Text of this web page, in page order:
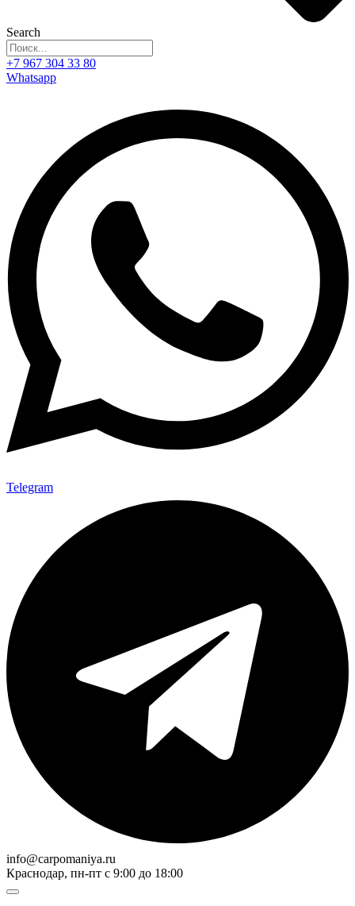
Search
+7 967 304 33 80
Whatsapp
Telegram
info@carpomaniya.ru
Краснодар, пн-пт с 9:00 до 18:00